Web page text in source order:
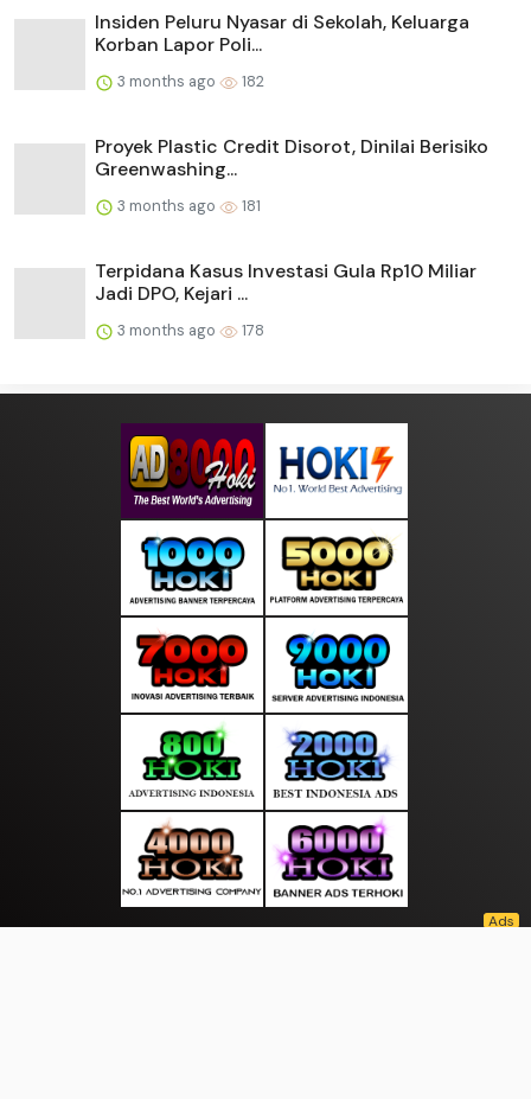
Insiden Peluru Nyasar di Sekolah, Keluarga
Korban Lapor Poli...
3 months ago 182
Proyek Plastic Credit Disorot, Dinilai Berisiko
Greenwashing...
3 months ago 181
Terpidana Kasus Investasi Gula Rp10 Miliar
Jadi DPO, Kejari ...
3 months ago 178